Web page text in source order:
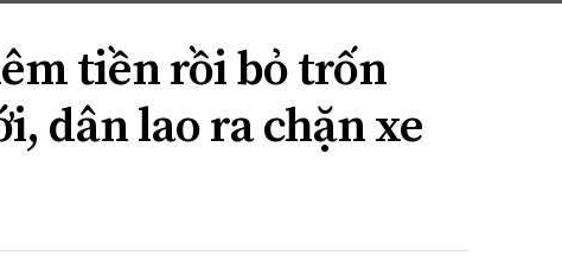
luật gia
điều tra
nói công dân
Tài chính - Ngân
hàng
Kinh tế vĩ mô
Hồ sơ doanh
tiền rồi bỏ trốn
dân lao ra chặn xe